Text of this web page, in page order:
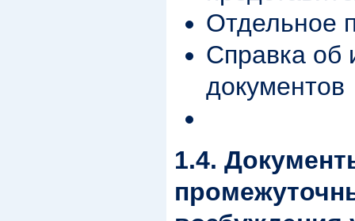
Отдельное
Справка об
документов
1.4.